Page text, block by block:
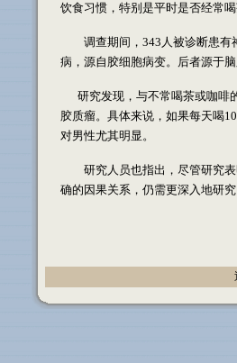
饮食习惯，特别是平时是否经常喝
调查期间，343人被诊断患有
病，源自胶细胞病变。后者源于
研究发现，与不常喝茶或咖啡
胶质瘤。具体来说，如果每天喝
对男性尤其明显。
研究人员也指出，尽管研究表
确的因果关系，仍需更深入地研